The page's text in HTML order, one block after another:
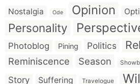
Nostalgia Ode Opinion
Personality
Photoblog Pining Politics
Reminiscence Season
Story Suffering Travelogue